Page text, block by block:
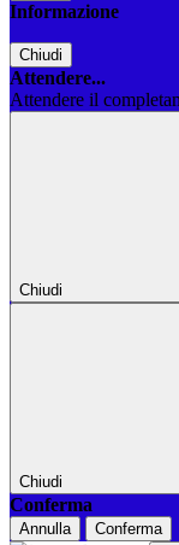
Informazione
Chiudi
Attendere...
Attendere il
Chiudi
Chiudi
Conferma
Annulla Conferma